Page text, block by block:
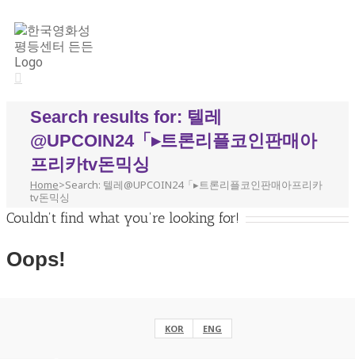
KOR ENG
Search results for: 텔레
@UPCOIN24「▸트론리플코인판매아
프리카tv돈믹싱
Home>Search: 텔레@UPCOIN24「▸트론리플코인판매아프리카
tv돈믹싱
Couldn't find what you're looking for!
Oops!